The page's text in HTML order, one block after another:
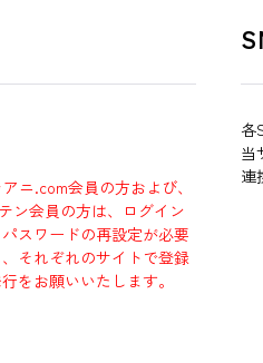
ニ.com会員の方および、
ン会員の方は、ログイン
スワードの再設定が必要
それぞれのサイトで登録
をお願いいたします。
各
当
連